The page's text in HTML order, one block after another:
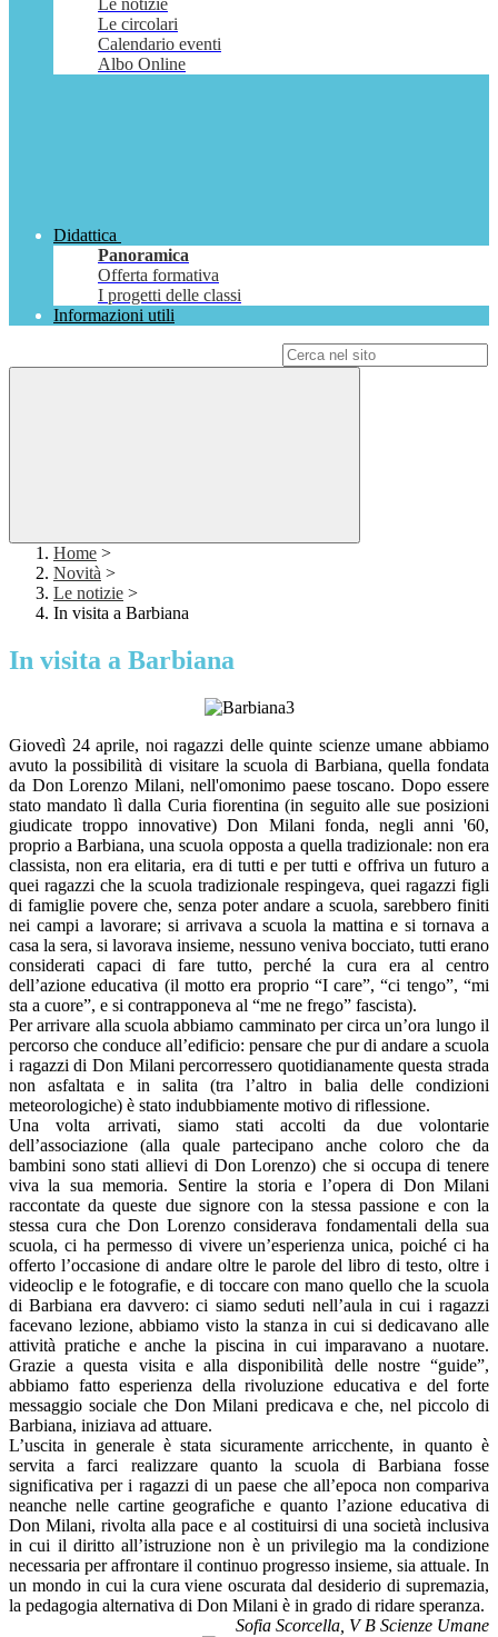
Le notizie
Le circolari
Calendario eventi
Albo Online
Didattica
Panoramica
Offerta formativa
I progetti delle classi
Informazioni utili
Home >
Novità >
Le notizie >
In visita a Barbiana
In visita a Barbiana
Giovedì 24 aprile, noi ragazzi delle quinte scienze umane abbiamo
avuto la possibilità di visitare la scuola di Barbiana, quella fondata
da Don Lorenzo Milani, nell'omonimo paese toscano. Dopo essere
stato mandato lì dalla Curia fiorentina (in seguito alle sue posizioni
giudicate troppo innovative) Don Milani fonda, negli anni '60,
proprio a Barbiana, una scuola opposta a quella tradizionale: non era
classista, non era elitaria, era di tutti e per tutti e offriva un futuro a
quei ragazzi che la scuola tradizionale respingeva, quei ragazzi figli
di famiglie povere che, senza poter andare a scuola, sarebbero finiti
nei campi a lavorare; si arrivava a scuola la mattina e si tornava a
casa la sera, si lavorava insieme, nessuno veniva bocciato, tutti erano
considerati capaci di fare tutto, perché la cura era al centro
dell’azione educativa (il motto era proprio “I care”, “ci tengo”, “mi
sta a cuore”, e si contrapponeva al “me ne frego” fascista).
Per arrivare alla scuola abbiamo camminato per circa un’ora lungo il
percorso che conduce all’edificio: pensare che pur di andare a scuola
i ragazzi di Don Milani percorressero quotidianamente questa strada
non asfaltata e in salita (tra l’altro in balia delle condizioni
meteorologiche) è stato indubbiamente motivo di riflessione.
Una volta arrivati, siamo stati accolti da due volontarie
dell’associazione (alla quale partecipano anche coloro che da
bambini sono stati allievi di Don Lorenzo) che si occupa di tenere
viva la sua memoria. Sentire la storia e l’opera di Don Milani
raccontate da queste due signore con la stessa passione e con la
stessa cura che Don Lorenzo considerava fondamentali della sua
scuola, ci ha permesso di vivere un’esperienza unica, poiché ci ha
offerto l’occasione di andare oltre le parole del libro di testo, oltre i
videoclip e le fotografie, e di toccare con mano quello che la scuola
di Barbiana era davvero: ci siamo seduti nell’aula in cui i ragazzi
facevano lezione, abbiamo visto la stanza in cui si dedicavano alle
attività pratiche e anche la piscina in cui imparavano a nuotare.
Grazie a questa visita e alla disponibilità delle nostre “guide”,
abbiamo fatto esperienza della rivoluzione educativa e del forte
messaggio sociale che Don Milani predicava e che, nel piccolo di
Barbiana, iniziava ad attuare.
L’uscita in generale è stata sicuramente arricchente, in quanto è
servita a farci realizzare quanto la scuola di Barbiana fosse
significativa per i ragazzi di un paese che all’epoca non compariva
neanche nelle cartine geografiche e quanto l’azione educativa di
Don Milani, rivolta alla pace e al costituirsi di una società inclusiva
in cui il diritto all’istruzione non è un privilegio ma la condizione
necessaria per affrontare il continuo progresso insieme, sia attuale. In
un mondo in cui la cura viene oscurata dal desiderio di supremazia,
la pedagogia alternativa di Don Milani è in grado di ridare speranza.
Sofia Scorcella, V B Scienze Umane